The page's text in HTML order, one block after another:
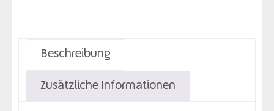
Beschreibung
Zusätzliche Informationen